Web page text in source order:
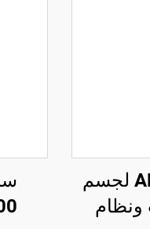
منظف AEROPAK لجسم
ونظام